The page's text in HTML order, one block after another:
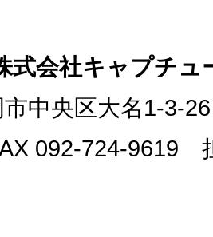
式会社キャプチュ
中央区大名1-3-
092-724-9619